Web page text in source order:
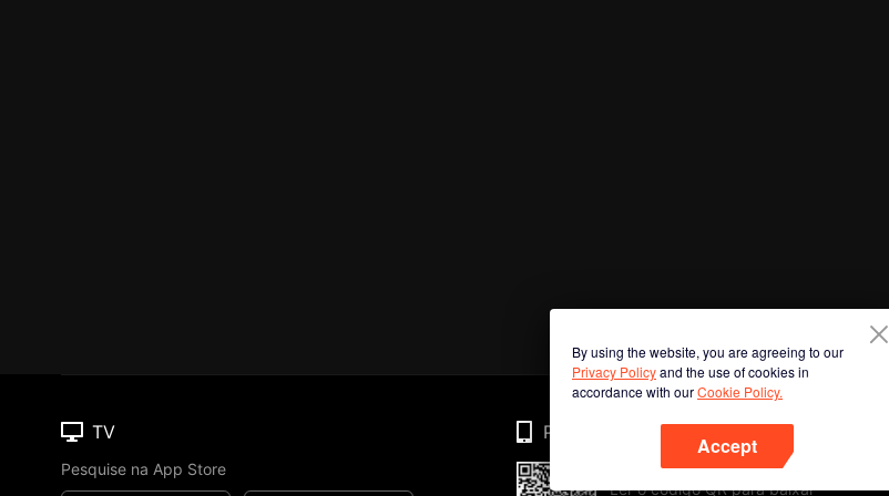
By using the website, you are agreeing to our
Privacy Policyand the use of cookies in
accordance with ourCookie Policy.
Accept
TV
Pesquise na App Store
Phone
Ler o código QR para baixar